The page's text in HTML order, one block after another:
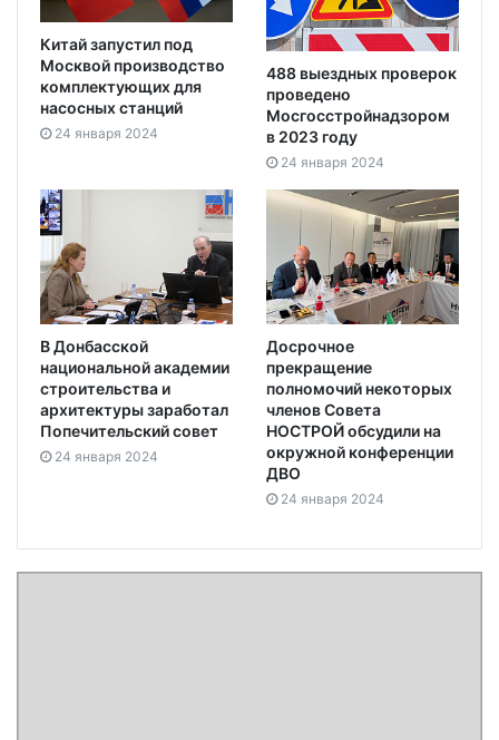
Китай запустил под
Москвой производство
комплектующих для
насосных станций
24 января 2024
488 выездных проверок
проведено
Мосгосстройнадзором
в 2023 году
24 января 2024
В Донбасской
национальной академии
строительства и
архитектуры заработал
Попечительский совет
24 января 2024
Досрочное
прекращение
полномочий некоторых
членов Совета
НОСТРОЙ обсудили на
окружной конференции
ДВО
24 января 2024